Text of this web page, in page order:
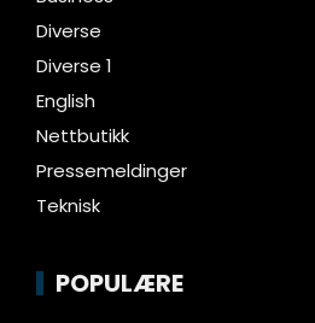
Diverse
Diverse 1
English
Nettbutikk
Pressemeldinger
Teknisk
POPULÆRE